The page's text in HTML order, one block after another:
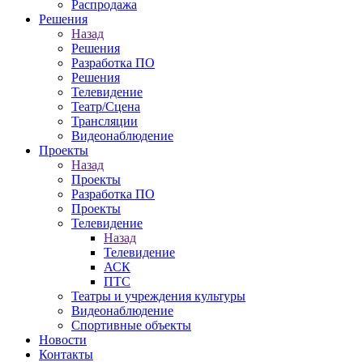
Распродажа
Решения
Назад
Решения
Разработка ПО
Решения
Телевидение
Театр/Сцена
Трансляции
Видеонаблюдение
Проекты
Назад
Проекты
Разработка ПО
Проекты
Телевидение
Назад
Телевидение
АСК
ПТС
Театры и учреждения культуры
Видеонаблюдение
Спортивные объекты
Новости
Контакты